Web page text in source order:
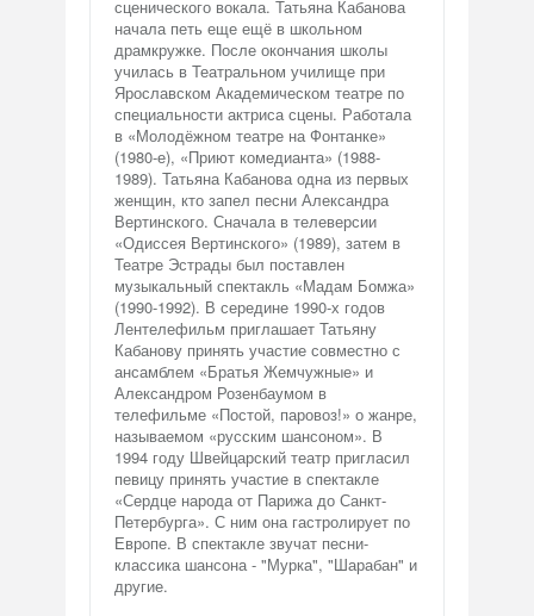
сценического вокала. Татьяна Кабанова
начала петь еще ещё в школьном
драмкружке. После окончания школы
училась в Театральном училище при
Ярославском Академическом театре по
специальности актриса сцены. Работала
в «Молодёжном театре на Фонтанке»
(1980-е), «Приют комедианта» (1988-
1989). Татьяна Кабанова одна из первых
женщин, кто запел песни Александра
Вертинского. Сначала в телеверсии
«Одиссея Вертинского» (1989), затем в
Театре Эстрады был поставлен
музыкальный спектакль «Мадам Бомжа»
(1990-1992). В середине 1990-х годов
Лентелефильм приглашает Татьяну
Кабанову принять участие совместно с
ансамблем «Братья Жемчужные» и
Александром Розенбаумом в
телефильме «Постой, паровоз!» о жанре,
называемом «русским шансоном». В
1994 году Швейцарский театр пригласил
певицу принять участие в спектакле
«Сердце народа от Парижа до Санкт-
Петербурга». С ним она гастролирует по
Европе. В спектакле звучат песни-
классика шансона - "Мурка", "Шарабан" и
другие.